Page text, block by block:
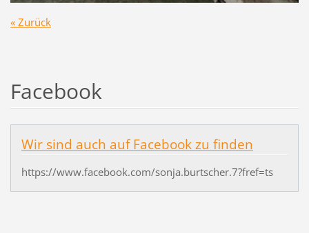
« Zurück
Facebook
Wir sind auch auf Facebook zu finden
https://www.facebook.com/sonja.burtscher.7?fref=ts